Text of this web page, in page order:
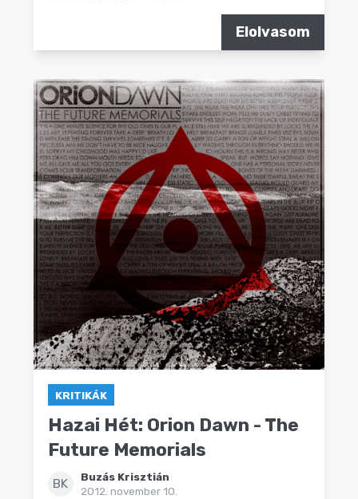
Elolvasom
KRITIKÁK
Hazai Hét: Orion Dawn - The
Future Memorials
BK
Buzás Krisztián
2012. november 10.